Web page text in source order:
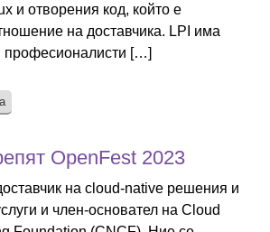
и отворения код, който е
на доставчика. LPI има
професионалисти […]
OpenFest 2023
на cloud-native решения и
и член-основател на Cloud